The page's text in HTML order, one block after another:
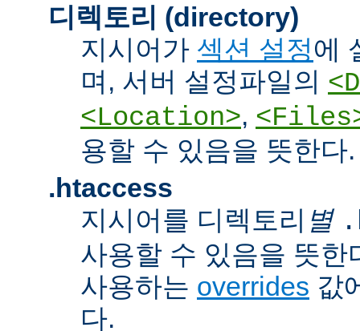
디렉토리 (directory)
지시어가 섹션 설정에
며, 서버 설정파일의
<Location>,
용할 수 있음을 뜻한다.
.htaccess
지시어를 디렉토리 별
사용할 수 있음을 뜻한
사용하는 overrides 값
다.